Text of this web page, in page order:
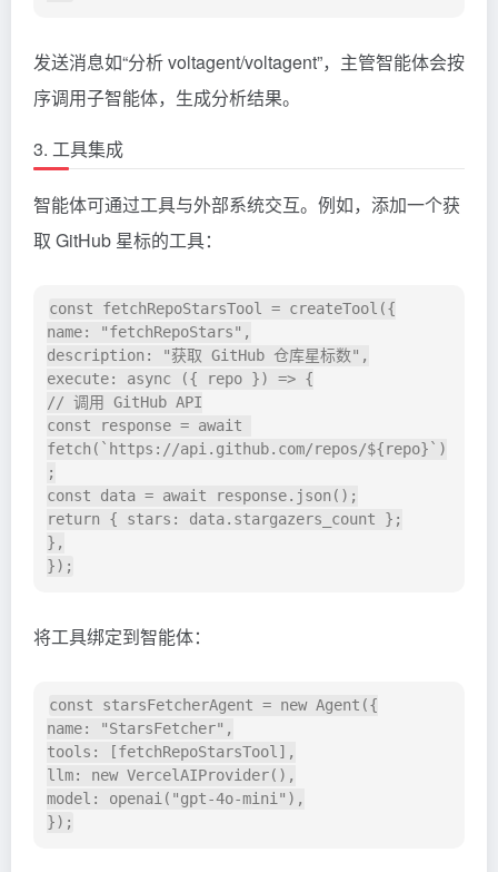
发送消息如“分析 voltagent/voltagent”，主管智能体会按
序调用子智能体，生成分析结果。
3. 工具集成
智能体可通过工具与外部系统交互。例如，添加一个获
取 GitHub 星标的工具：
const fetchRepoStarsTool = createTool({
name: "fetchRepoStars",
description: "获取 GitHub 仓库星标数",
execute: async ({ repo }) => {
// 调用 GitHub API
const response = await
fetch(`https://api.github.com/repos/${repo}`)
;
const data = await response.json();
return { stars: data.stargazers_count };
},
将工具绑定到智能体：
const starsFetcherAgent = new Agent({
name: "StarsFetcher",
tools: [fetchRepoStarsTool],
llm: new VercelAIProvider(),
model: openai("gpt-4o-mini"),